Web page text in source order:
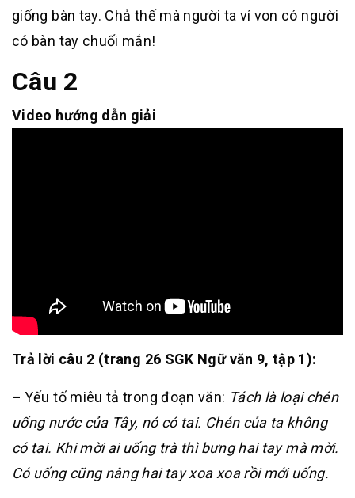
giống bàn tay. Chả thế mà người ta ví von có người
có bàn tay chuối mắn!
Câu 2
Video hướng dẫn giải
Trả lời câu 2 (trang 26 SGK Ngữ văn 9, tập 1):
– Yếu tố miêu tả trong đoạn văn: Tách là loại chén
uống nước của Tây, nó có tai. Chén của ta không
có tai. Khi mời ai uống trà thì bưng hai tay mà mời.
Có uống cũng nâng hai tay xoa xoa rồi mới uống.